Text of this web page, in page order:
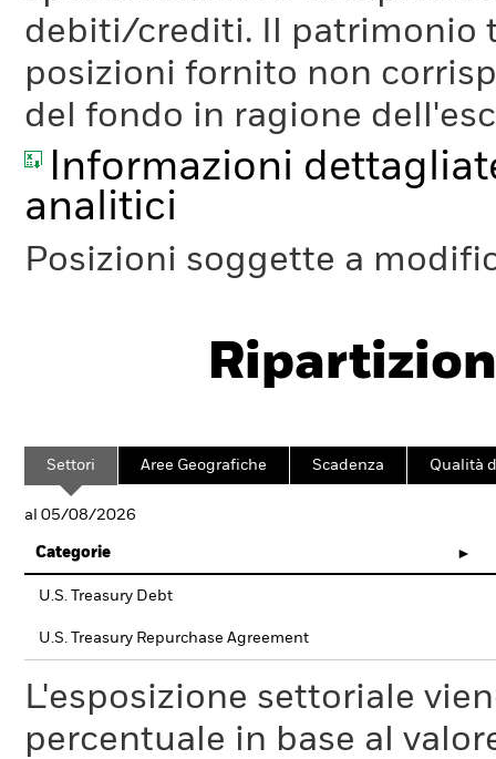
debiti/crediti. Il patrimonio
posizioni fornito non
del fondo in ragione
Informazioni
analitici
Posizioni soggette a
Settori Aree Geografiche Scadenza Qualità
al 05/08/2026
Categorie
U.S. Treasury Debt
U.S. Treasury Repurchase Agreement
L'esposizione settoriale
percentuale in base al